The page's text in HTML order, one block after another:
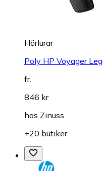
Hörlurar
Poly HP Voyager
fr.
846 kr
hos Zinuss
+20 butiker